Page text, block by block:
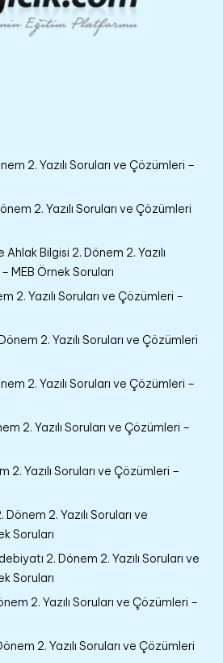
2. Yazılı Soruları ve Çözümleri –
2. Yazılı Soruları ve Çözümleri
Ahlak Bilgisi 2. Dönem 2. Yazılı
MEB Örnek Soruları
2. Yazılı Soruları ve Çözümleri –
2. Yazılı Soruları ve Çözümleri
2. Yazılı Soruları ve Çözümleri –
2. Yazılı Soruları ve Çözümleri –
2. Yazılı Soruları ve Çözümleri –
Dönem 2. Yazılı Soruları ve
Soruları
2. Dönem 2. Yazılı Soruları ve
Soruları
2. Yazılı Soruları ve Çözümleri –
2. Yazılı Soruları ve Çözümleri